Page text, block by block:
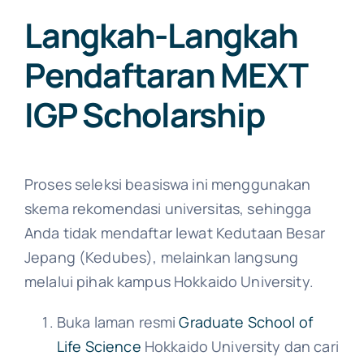
Langkah-Langkah
Pendaftaran MEXT
IGP Scholarship
Proses seleksi beasiswa ini menggunakan
skema rekomendasi universitas, sehingga
Anda tidak mendaftar lewat Kedutaan Besar
Jepang (Kedubes), melainkan langsung
melalui pihak kampus Hokkaido University.
Buka laman resmiGraduate School of
Life Science Hokkaido University dan cari